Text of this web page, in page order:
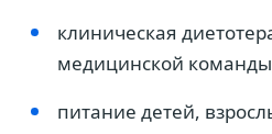
клиническая
медицинской
питание детей,